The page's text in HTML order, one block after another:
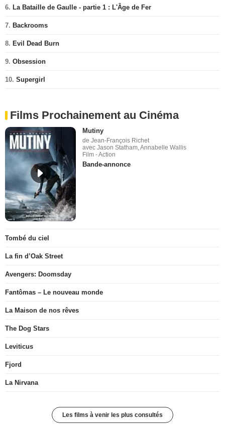
6. La Bataille de Gaulle - partie 1 : L'Âge de Fer
7. Backrooms
8. Evil Dead Burn
9. Obsession
10. Supergirl
Films Prochainement au Cinéma
Mutiny
de Jean-François Richet
avec Jason Statham, Annabelle Wallis
Film - Action
Bande-annonce
Tombé du ciel
La fin d’Oak Street
Avengers: Doomsday
Fantômas – Le nouveau monde
La Maison de nos rêves
The Dog Stars
Leviticus
Fjord
La Nirvana
Les films à venir les plus consultés